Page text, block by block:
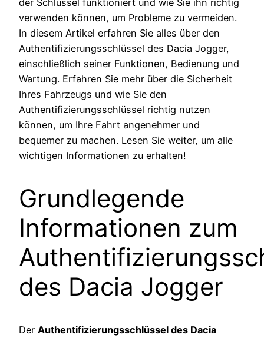
der Schlüssel funktioniert und wie Sie ihn richtig
verwenden können, um Probleme zu vermeiden.
In diesem Artikel erfahren Sie alles über den
Authentifizierungsschlüssel des Dacia Jogger,
einschließlich seiner Funktionen, Bedienung und
Wartung. Erfahren Sie mehr über die Sicherheit
Ihres Fahrzeugs und wie Sie den
Authentifizierungsschlüssel richtig nutzen
können, um Ihre Fahrt angenehmer und
bequemer zu machen. Lesen Sie weiter, um alle
wichtigen Informationen zu erhalten!
Grundlegende
Informationen zum
des Dacia Jogger
Der Authentifizierungsschlüssel des Dacia